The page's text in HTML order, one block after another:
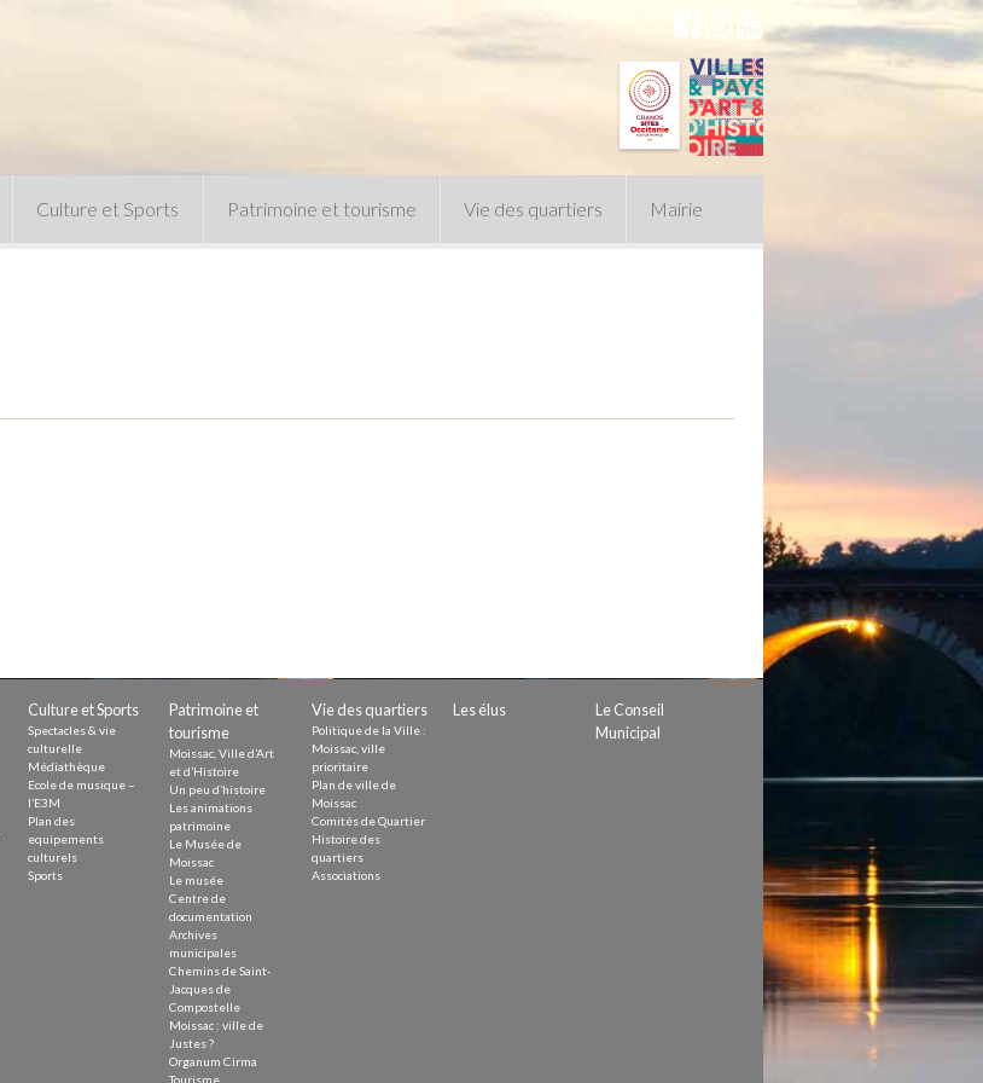
Culture et Sports Patrimoine et tourisme
Le musée
Vie des quartiers Mairie
Culture et Sports
Spectacles & vie
culturelle
Médiathèque
Ecole de musique –
l’E3M
Plan des
equipements
culturels
Sports
Patrimoine et
tourisme
Moissac, Ville d’Art
et d’Histoire
Un peu d’histoire
Les animations
patrimoine
Le Musée de
Moissac
Le musée
Centre de
documentation
Archives
municipales
Chemins de Saint-
Jacques de
Compostelle
Moissac : ville de
Justes ?
Organum Cirma
Tourisme
Vie des quartiers
Politique de la Ville :
Moissac, ville
prioritaire
Plan de ville de
Moissac
Comités de Quartier
Histoire des
quartiers
Associations
Les élus
Le Conseil
Municipal